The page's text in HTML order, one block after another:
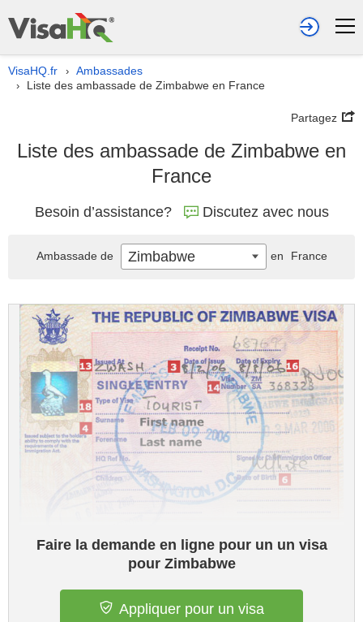
VisaHQ.fr › Ambassades
› Liste des ambassade de Zimbabwe en France
Partagez
Liste des ambassade de Zimbabwe en
France
Besoin d’assistance? Discutez avec nous
Faire la demande en ligne pour un un visa
pour Zimbabwe
Appliquer pour un visa
Ambassade de Zimbabwe en France